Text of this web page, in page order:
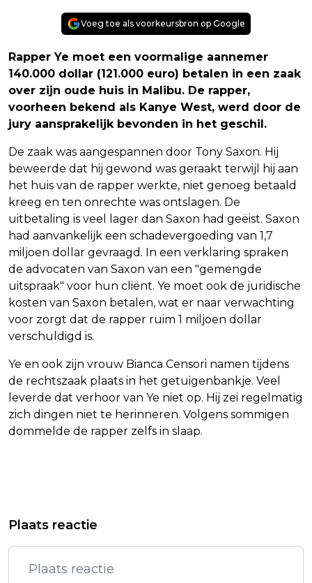
Voeg toe als voorkeursbron op Google
Rapper Ye moet een voormalige aannemer
140.000 dollar (121.000 euro) betalen in een zaak
over zijn oude huis in Malibu. De rapper,
voorheen bekend als Kanye West, werd door de
jury aansprakelijk bevonden in het geschil.
De zaak was aangespannen door Tony Saxon. Hij
beweerde dat hij gewond was geraakt terwijl hij aan
het huis van de rapper werkte, niet genoeg betaald
kreeg en ten onrechte was ontslagen. De
uitbetaling is veel lager dan Saxon had geëist. Saxon
had aanvankelijk een schadevergoeding van 1,7
miljoen dollar gevraagd. In een verklaring spraken
de advocaten van Saxon van een "gemengde
uitspraak" voor hun cliënt. Ye moet ook de juridische
kosten van Saxon betalen, wat er naar verwachting
voor zorgt dat de rapper ruim 1 miljoen dollar
verschuldigd is.
Ye en ook zijn vrouw Bianca Censori namen tijdens
de rechtszaak plaats in het getuigenbankje. Veel
leverde dat verhoor van Ye niet op. Hij zei regelmatig
zich dingen niet te herinneren. Volgens sommigen
dommelde de rapper zelfs in slaap.
KLOPT SPORTING PORTUGAL RUIM
VEEL ONDERNEMERS HEBBEN LAST
VAN HANDELSBELEID TRUMP, MELDT
RVO
Plaats reactie